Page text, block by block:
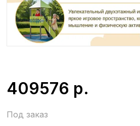
409576 р.
Под заказ